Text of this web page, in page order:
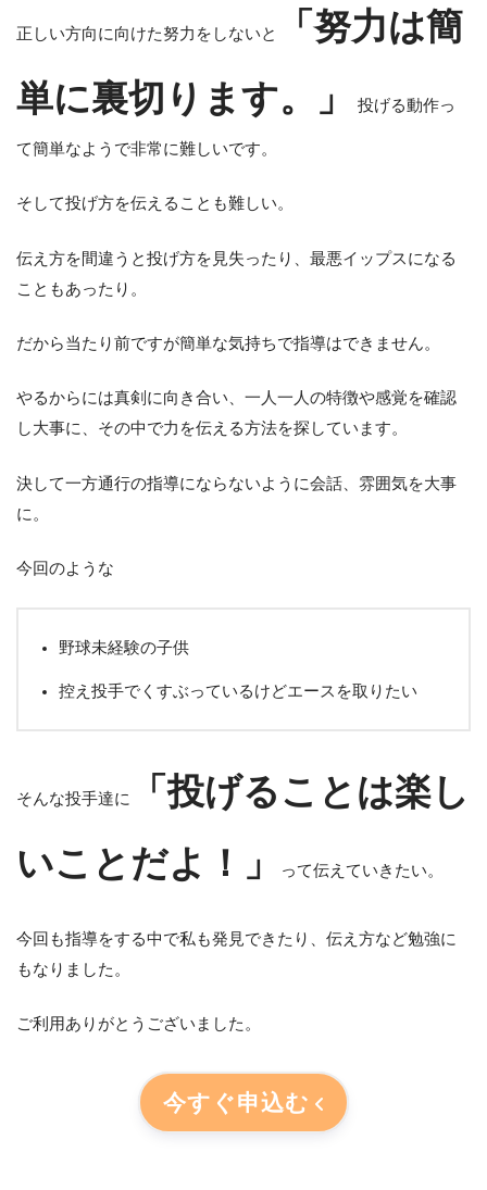
正しい方向に向けた努力をしないと
「努力は簡
単に裏切ります。」
投げる動作っ
て簡単なようで非常に難しいです。
そして投げ方を伝えることも難しい。
伝え方を間違うと投げ方を見失ったり、最悪イップスになる
こともあったり。
だから当たり前ですが簡単な気持ちで指導はできません。
やるからには真剣に向き合い、一人一人の特徴や感覚を確認
し大事に、その中で力を伝える方法を探しています。
決して一方通行の指導にならないように会話、雰囲気を大事
に。
今回のような
野球未経験の子供
控え投手でくすぶっているけどエースを取りたい
そんな投手達に
「投げることは楽し
いことだよ！」
って伝えていきたい。
今回も指導をする中で私も発見できたり、伝え方など勉強に
もなりました。
ご利用ありがとうございました。
今すぐ申込む